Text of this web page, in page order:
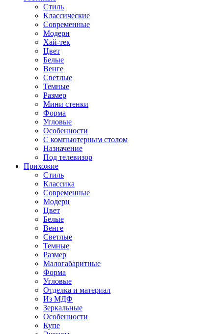
Стиль
Классические
Современные
Модерн
Хай-тек
Цвет
Белые
Венге
Светлые
Темные
Размер
Мини стенки
Форма
Угловые
Особенности
С компьютерным столом
Назначение
Под телевизор
Прихожие
Стиль
Классика
Современные
Модерн
Цвет
Белые
Венге
Светлые
Темные
Размер
Малогабаритные
Форма
Угловые
Отделка и материал
Из МДФ
Зеркальные
Особенности
Купе